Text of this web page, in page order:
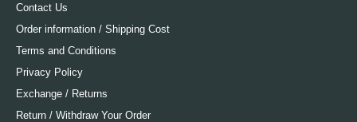
Contact Us
Order information / Shipping Cost
Terms and Conditions
Privacy Policy
Exchange / Returns
Return / Withdraw Your Order